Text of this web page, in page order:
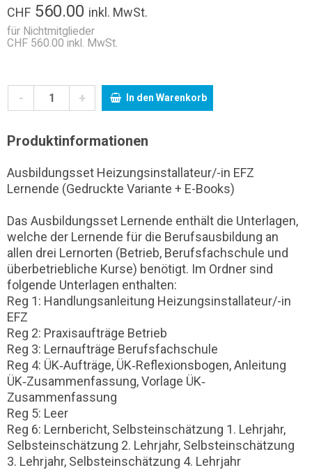
CHF 560.00 inkl. MwSt.
für Nichtmitglieder
CHF 560.00 inkl. MwSt.
- + In den Warenkorb
Produktinformationen
Ausbildungsset Heizungsinstallateur/-in EFZ
Lernende (Gedruckte Variante + E-Books)
Das Ausbildungsset Lernende enthält die Unterlagen,
welche der Lernende für die Berufsausbildung an
allen drei Lernorten (Betrieb, Berufsfachschule und
überbetriebliche Kurse) benötigt. Im Ordner sind
folgende Unterlagen enthalten:
Reg 1: Handlungsanleitung Heizungsinstallateur/-in
EFZ
Reg 2: Praxisaufträge Betrieb
Reg 3: Lernaufträge Berufsfachschule
Reg 4: ÜK‐Aufträge, ÜK‐Reflexionsbogen, Anleitung
ÜK‐Zusammenfassung, Vorlage ÜK‐
Zusammenfassung
Reg 5: Leer
Reg 6: Lernbericht, Selbsteinschätzung 1. Lehrjahr,
Selbsteinschätzung 2. Lehrjahr, Selbsteinschätzung
3. Lehrjahr, Selbsteinschätzung 4. Lehrjahr